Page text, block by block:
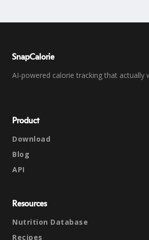
SnapCalorie
AI-powered calorie tracking that actually
Product
Download
Blog
API
Resources
Nutrition Database
Recipes